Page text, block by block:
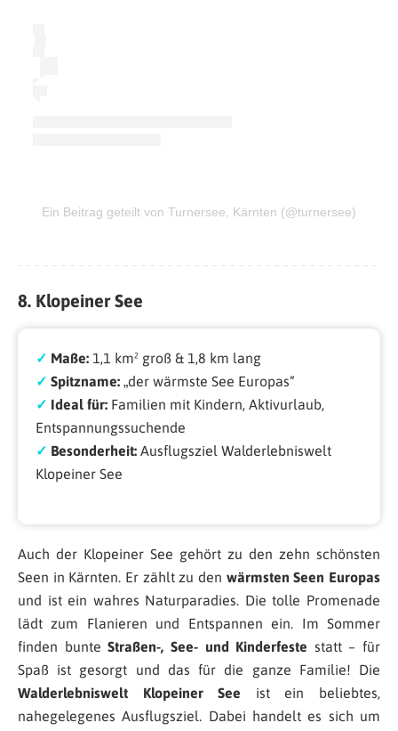
Ein Beitrag geteilt von Turnersee, Kärnten (@turnersee)
8. Klopeiner See
✓ Maße: 1,1 km² groß & 1,8 km lang
✓ Spitzname: „der wärmste See Europas“
✓ Ideal für: Familien mit Kindern, Aktivurlaub,
Entspannungssuchende
✓ Besonderheit: Ausflugsziel Walderlebniswelt
Klopeiner See
Auch der Klopeiner See gehört zu den zehn schönsten
Seen in Kärnten. Er zählt zu den wärmsten Seen Europas
und ist ein wahres Naturparadies. Die tolle Promenade
lädt zum Flanieren und Entspannen ein. Im Sommer
finden bunteStraßen-, See- und Kinderfeste statt – für
Spaß ist gesorgt und das für die ganze Familie! Die
Walderlebniswelt Klopeiner See ist ein beliebtes,
nahegelegenes Ausflugsziel. Dabei handelt es sich um